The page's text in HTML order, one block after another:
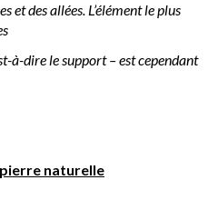
et des allées. L’élément le plus
à-dire le support – est cependant
pierre naturelle